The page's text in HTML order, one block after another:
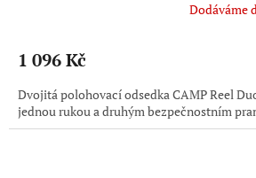
Dodáváme
1 096 Kč
Dvojitá polohovací odsedka CAMP Reel
jednou rukou a druhým bezpečnostním